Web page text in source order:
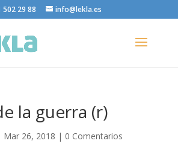
502 29 88 info@lekla.es
la guerra (r)
Mar 26, 2018 | 0 Comentarios